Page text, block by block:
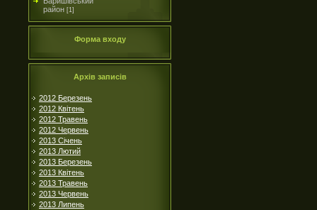
район [1]
Форма входу
Архів записів
2012 Березень
2012 Квітень
2012 Травень
2012 Червень
2013 Січень
2013 Лютий
2013 Березень
2013 Квітень
2013 Травень
2013 Червень
2013 Липень